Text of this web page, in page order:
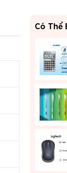
Có Thể